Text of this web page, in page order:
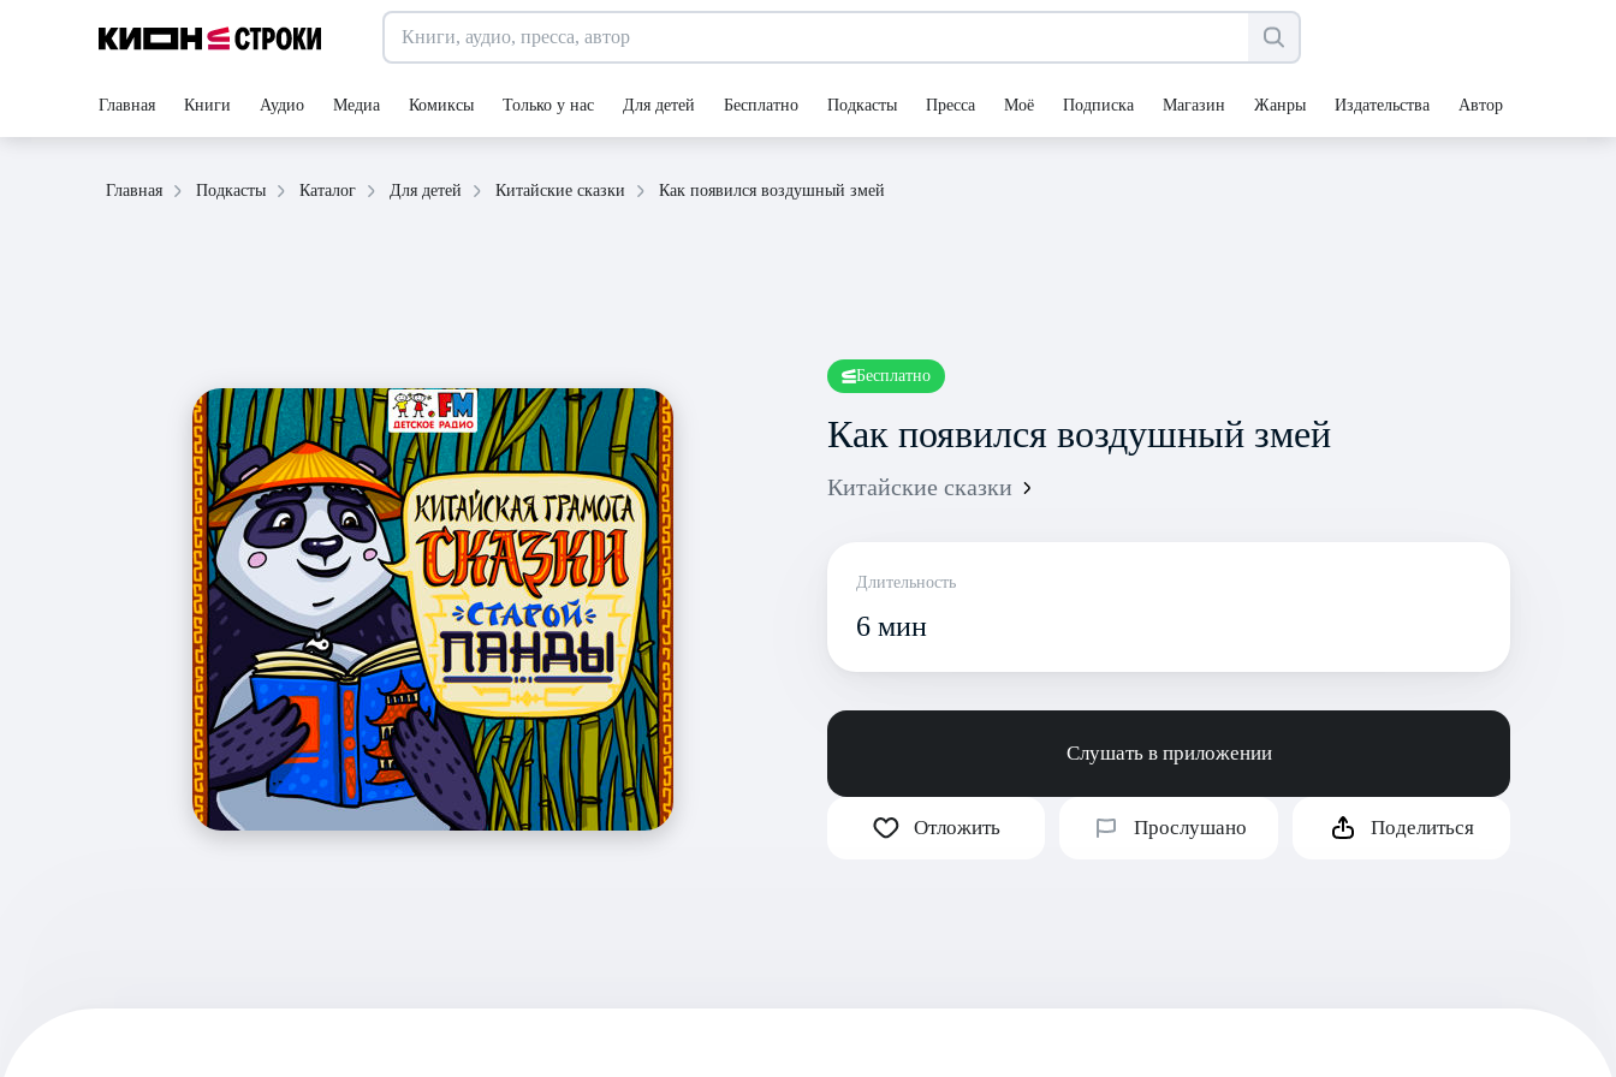
Главная Книги Аудио Медиа Комиксы Только у нас Для детей Бесплатно Подкасты Пресса Моё Подписка Магазин Жанры Издательства Авторы
Главная Подкасты Каталог Для детей Китайские сказки Как появился воздушный змей
Бесплатно
Как появился воздушный змей
Китайские сказки
Длительность
6 мин
Слушать в приложении
Отложить Прослушано Поделиться